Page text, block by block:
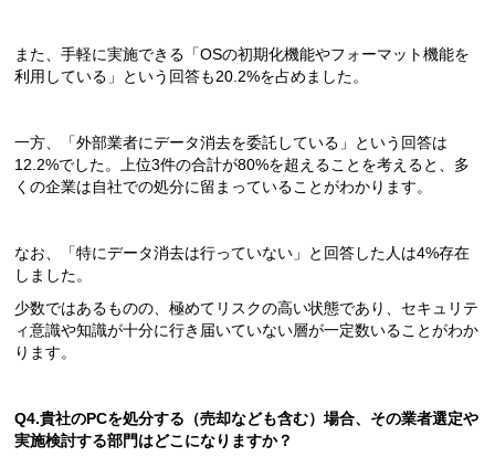
また、手軽に実施できる「OSの初期化機能やフォーマット機能を
利用している」という回答も20.2%を占めました。
一方、「外部業者にデータ消去を委託している」という回答は
12.2%でした。上位3件の合計が80%を超えることを考えると、多
くの企業は自社での処分に留まっていることがわかります。
なお、「特にデータ消去は行っていない」と回答した人は4%存在
しました。
少数ではあるものの、極めてリスクの高い状態であり、セキュリテ
ィ意識や知識が十分に行き届いていない層が一定数いることがわか
ります。
Q4.貴社のPCを処分する（売却なども含む）場合、その業者選定や
実施検討する部門はどこになりますか？